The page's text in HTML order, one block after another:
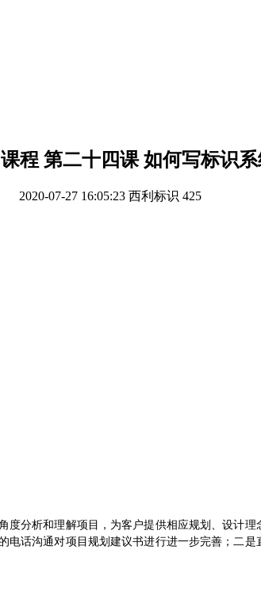
程 第二十四课 如何写标识
2020-07-27 16:05:23 西利标识 425
分析和理解项目，为客户提供相应规划、设计
话沟通对项目规划建议书进行进一步完善；二